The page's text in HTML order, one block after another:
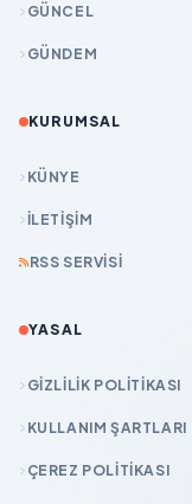
GÜNCEL
GÜNDEM
KURUMSAL
KÜNYE
İLETIŞIM
RSS SERVISI
YASAL
GIZLILIK POLITIKASI
KULLANIM ŞARTLARI
ÇEREZ POLITIKASI